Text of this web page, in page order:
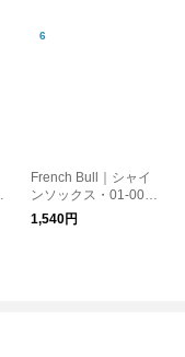
French Bull｜シャイ
ンソックス・01-0071
リネン
1,540円